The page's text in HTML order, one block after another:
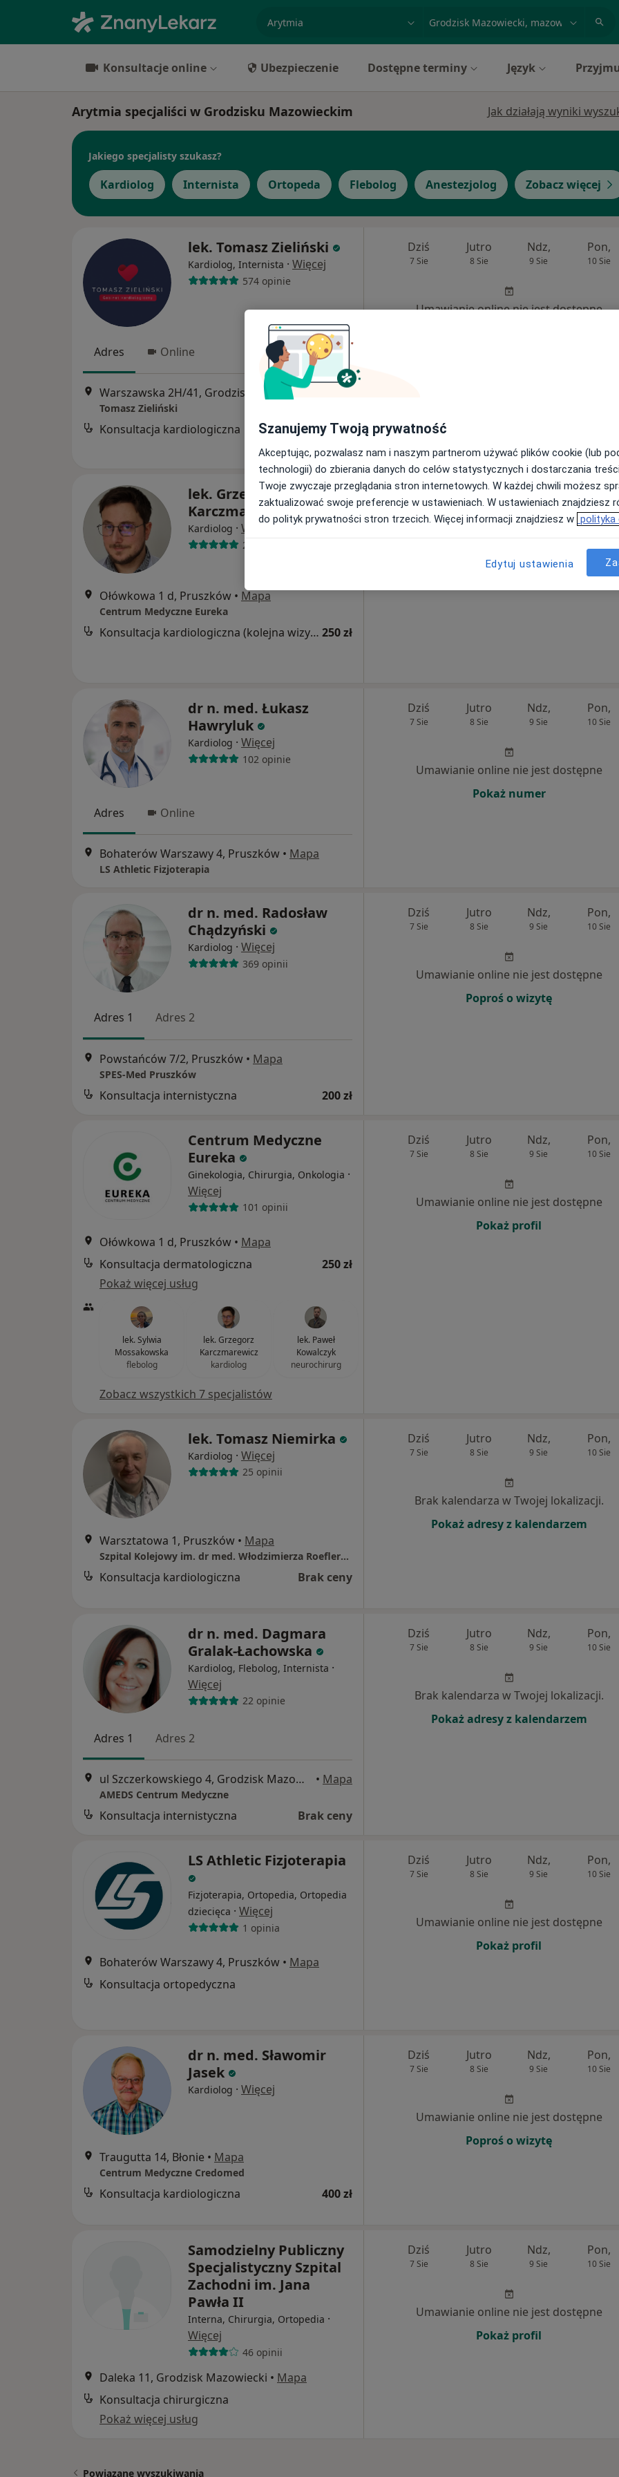
Konsultacje online Ubezpieczenie Dostępne terminy Język
Arytmia specjaliści w Grodzisku Mazowieckim Jak działają wyniki
Jakiego specjalisty szukasz?
Kardiolog Internista Ortopeda Flebolog Anestezjolog Zobacz więcej
lek. Tomasz Zieliński
Kardiolog, Internista · Więcej
574 opinie
Adres Online
Warszawska 2H/41, Grodzisk Mazowiecki Mapa
Tomasz Zieliński
Konsultacja kardiologiczna od 200 zł
Dziś
7 Sie
Jutro
8 Sie
Ndz,
9 Sie
Pon,
10 Sie
Umawianie online nie jest dostępne
lek. Grzegorz
Karczmarewicz
Kardiolog · Więcej
26 opinii
Ołówkowa 1 d, Pruszków • Mapa
Centrum Medyczne Eureka
Konsultacja kardiologiczna (kolejna wizyta) 250 zł
Dziś
7 Sie
Jutro
8 Sie
Ndz,
9 Sie
Pon,
10 Sie
dr n. med. Łukasz
Hawryluk
Kardiolog · Więcej
102 opinie
Adres Online
Bohaterów Warszawy 4, Pruszków • Mapa
LS Athletic Fizjoterapia
Dziś
7 Sie
Jutro
8 Sie
Ndz,
9 Sie
Pon,
10 Sie
Umawianie online nie jest dostępne
Pokaż numer
dr n. med. Radosław
Chądzyński
Kardiolog · Więcej
369 opinii
Adres 1 Adres 2
Powstańców 7/2, Pruszków • Mapa
SPES-Med Pruszków
Konsultacja internistyczna 200 zł
Dziś
7 Sie
Jutro
8 Sie
Ndz,
9 Sie
Pon,
10 Sie
Umawianie online nie jest dostępne
Poproś o wizytę
Centrum Medyczne
Eureka
Ginekologia, Chirurgia, Onkologia ·
Więcej
101 opinii
Ołówkowa 1 d, Pruszków • Mapa
Konsultacja dermatologiczna
250 zł
Pokaż więcej usług
lek. Sylwia
Mossakowska
flebolog
lek. Grzegorz
Karczmarewicz
kardiolog
lek. Paweł
Kowalczyk
neurochirurg
Zobacz wszystkich 7 specjalistów
Dziś
7 Sie
Jutro
8 Sie
Ndz,
9 Sie
Pon,
10 Sie
Umawianie online nie jest dostępne
Pokaż profil
lek. Tomasz Niemirka
Kardiolog · Więcej
25 opinii
Warsztatowa 1, Pruszków • Mapa
Szpital Kolejowy im. dr med. Włodzimierza Roeflera, Ordynator Oddziału Kardiologii
Konsultacja kardiologiczna Brak ceny
Dziś
7 Sie
Jutro
8 Sie
Ndz,
9 Sie
Pon,
10 Sie
Brak kalendarza w Twojej lokalizacji.
Pokaż adresy z kalendarzem
dr n. med. Dagmara
Gralak-Łachowska
Kardiolog, Flebolog, Internista ·
Więcej
22 opinie
Adres 1 Adres 2
ul Szczerkowskiego 4, Grodzisk Mazowiecki • Mapa
AMEDS Centrum Medyczne
Konsultacja internistyczna Brak ceny
Dziś
7 Sie
Jutro
8 Sie
Ndz,
9 Sie
Pon,
10 Sie
Brak kalendarza w Twojej lokalizacji.
Pokaż adresy z kalendarzem
LS Athletic Fizjoterapia
Fizjoterapia, Ortopedia, Ortopedia
dziecięca · Więcej
1 opinia
Bohaterów Warszawy 4, Pruszków • Mapa
Konsultacja ortopedyczna
Dziś
7 Sie
Jutro
8 Sie
Ndz,
9 Sie
Pon,
10 Sie
Umawianie online nie jest dostępne
Pokaż profil
dr n. med. Sławomir
Jasek
Kardiolog · Więcej
Traugutta 14, Błonie • Mapa
Centrum Medyczne Credomed
Konsultacja kardiologiczna 400 zł
Dziś
7 Sie
Jutro
8 Sie
Ndz,
9 Sie
Pon,
10 Sie
Umawianie online nie jest dostępne
Poproś o wizytę
Samodzielny Publiczny
Specjalistyczny Szpital
Zachodni im. Jana
Pawła II
Interna, Chirurgia, Ortopedia ·
Więcej
46 opinii
Daleka 11, Grodzisk Mazowiecki • Mapa
Konsultacja chirurgiczna
Pokaż więcej usług
Dziś
7 Sie
Jutro
8 Sie
Ndz,
9 Sie
Pon,
10 Sie
Umawianie online nie jest dostępne
Pokaż profil
Powiązane wyszukiwania
Szanujemy Twoją prywatność
Akceptując, pozwalasz nam i naszym partnerom używać plików cookie (lub
technologii) do zbierania danych do celów statystycznych i dostarczania
Twoje zwyczaje przeglądania stron internetowych. W każdej chwili możesz
zaktualizować swoje preferencje w ustawieniach. W ustawieniach znajdziesz
do polityk prywatności stron trzecich. Więcej informacji znajdziesz w polityka
Edytuj ustawienia